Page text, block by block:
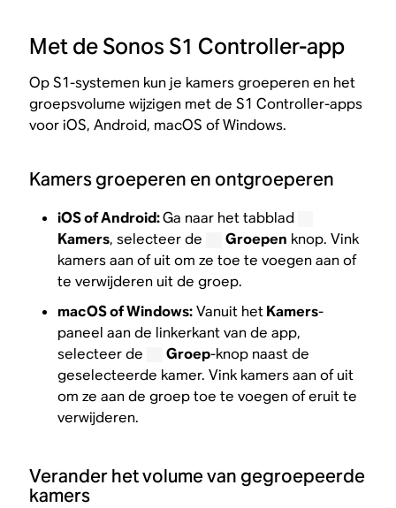
Met de Sonos S1 Controller-app
Op S1-systemen kun je kamers groeperen en het
groepsvolume wijzigen met de S1 Controller-apps
voor iOS, Android, macOS of Windows.​
Kamers groeperen en ontgroeperen
iOS of Android:Ga naar het tabblad
Kamers, selecteer de Groepen knop. Vink
kamers aan of uit om ze toe te voegen aan of
te verwijderen uit de groep.
macOS of Windows:Vanuit hetKamers-
paneel aan de linkerkant van de app,
selecteer de
Groep-knop naast de
geselecteerde kamer. Vink kamers aan of uit
om ze aan de groep toe te voegen of eruit te
verwijderen.​
Verander het volume van gegroepeerde
kamers